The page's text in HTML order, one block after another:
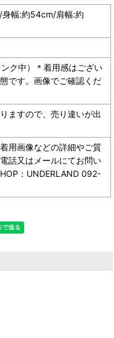
幅:約54cm/肩幅:約
ク中）＊着用感はござい
です。画像でご確認くだ
ますので、売り違いが出
用画像などの詳細やご質
話又はメールにてお問い
：UNDERLAND 092-